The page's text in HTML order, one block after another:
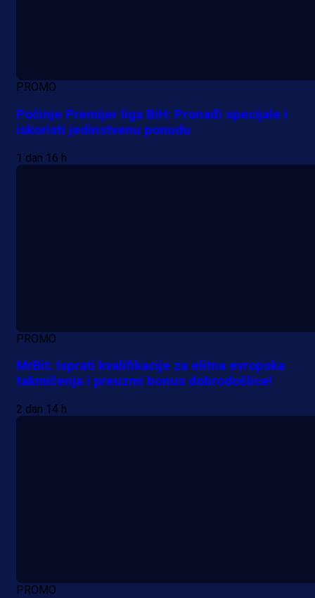
PROMO
Počinje Premijer liga BiH: Pronađi specijale i
iskoristi jedinstvenu ponudu
1 dan 16 h
PROMO
MrBit: Isprati kvalifikacije za elitna evropska
takmičenja i preuzmi bonus dobrodošlice!
2 dan 14 h
PROMO